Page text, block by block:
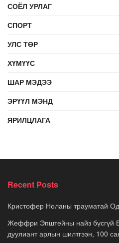
СОЁЛ УРЛАГ
СПОРТ
УЛС ТӨР
ХҮМҮҮС
ШАР МЭДЭЭ
ЭРҮҮЛ МЭНД
ЯРИЛЦЛАГА
Recent Posts
Кристофер Ноланы трауматай
Жеффри Эпштейны найз бүсгүй
дуулиант арлын шилтгээн, 100